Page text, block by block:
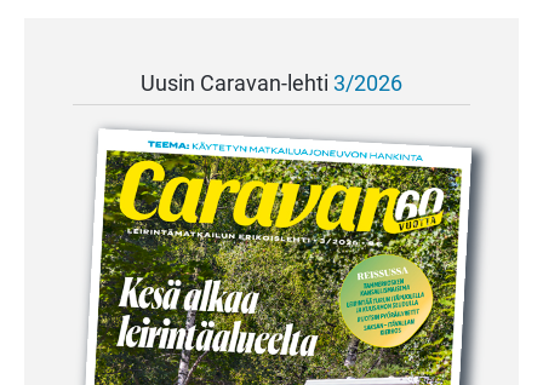
Uusin Caravan-lehti 3/2026